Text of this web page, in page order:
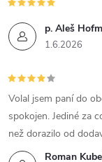
p. Aleš
1.6.2026
Roman
Volal jsem paní do
spokojen. Jediné za
než dorazilo od